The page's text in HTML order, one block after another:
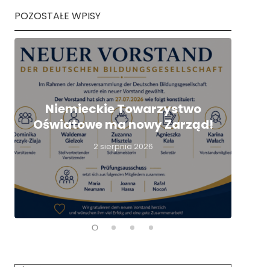
POZOSTAŁE WPISY
Niemieckie Towarzystwo
Oświatowe ma nowy Zarząd!
2 sierpnia 2026